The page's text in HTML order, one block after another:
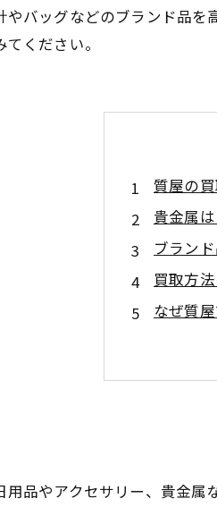
バッグなどのブランド品
ください。
質屋の
貴金属
ブラン
買取方
なぜ質
品やアクセサリー、貴金